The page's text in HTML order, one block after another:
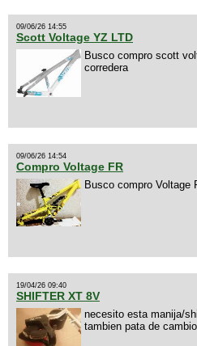
09/06/26 14:55
Scott Voltage YZ LTD
Busco compro scott
corredera
09/06/26 14:54
Compro Voltage FR
Busco compro Voltage
19/04/26 09:40
SHIFTER XT 8V
necesito esta manija/
tambien pata de